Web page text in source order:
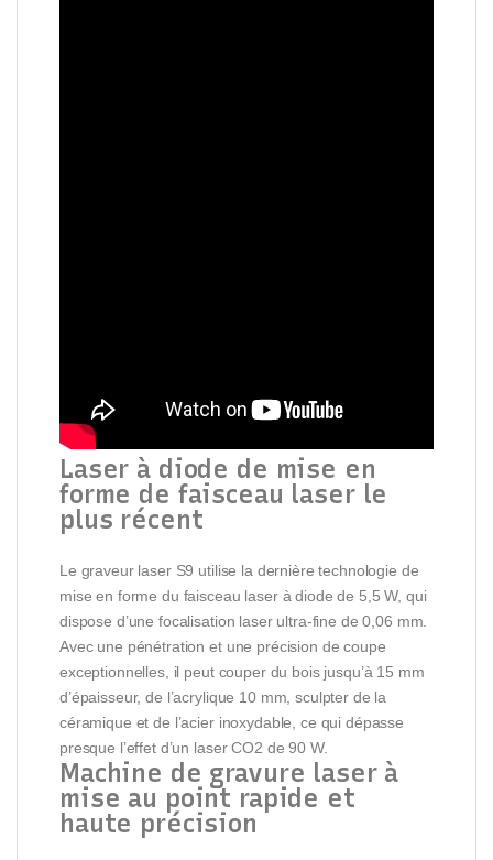
Laser à diode de mise en
forme de faisceau laser le
plus récent
Le graveur laser S9 utilise la dernière technologie de
mise en forme du faisceau laser à diode de 5,5 W, qui
dispose d’une focalisation laser ultra-fine de 0,06 mm.
Avec une pénétration et une précision de coupe
exceptionnelles, il peut couper du bois jusqu’à 15 mm
d’épaisseur, de l’acrylique 10 mm, sculpter de la
céramique et de l’acier inoxydable, ce qui dépasse
presque l’effet d’un laser CO2 de 90 W.
Machine de gravure laser à
mise au point rapide et
haute précision